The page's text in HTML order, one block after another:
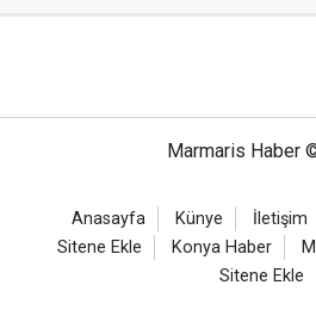
Marmaris Haber
Anasayfa Künye İletişim
Sitene Ekle
Konya Haber
Sitene Ekle